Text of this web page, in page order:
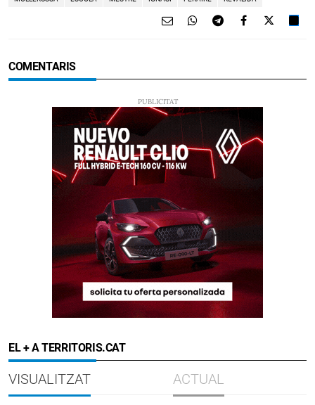
COMENTARIS
EL + A TERRITORIS.CAT
VISUALITZAT ACTUAL